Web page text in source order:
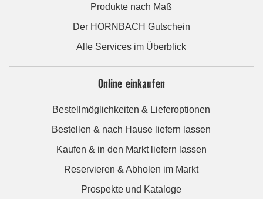
Produkte nach Maß
Der HORNBACH Gutschein
Alle Services im Überblick
Online einkaufen
Bestellmöglichkeiten & Lieferoptionen
Bestellen & nach Hause liefern lassen
Kaufen & in den Markt liefern lassen
Reservieren & Abholen im Markt
Prospekte und Kataloge